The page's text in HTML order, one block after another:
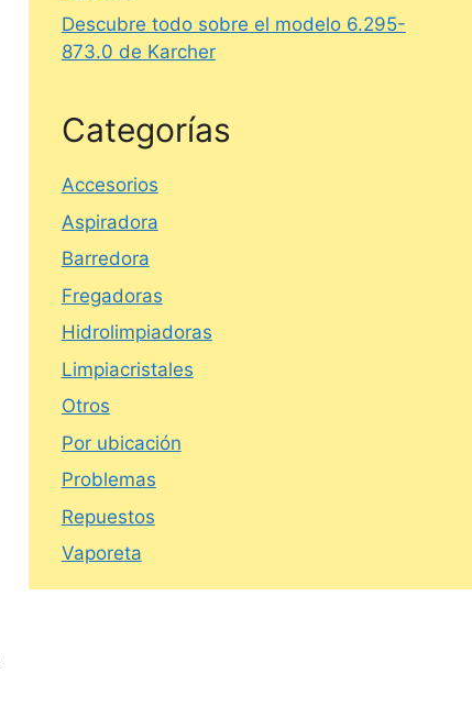
Descubre todo sobre el modelo 6.295-
873.0 de Karcher
Categorías
Accesorios
Aspiradora
Barredora
Fregadoras
Hidrolimpiadoras
Limpiacristales
Otros
Por ubicación
Problemas
Repuestos
Vaporeta